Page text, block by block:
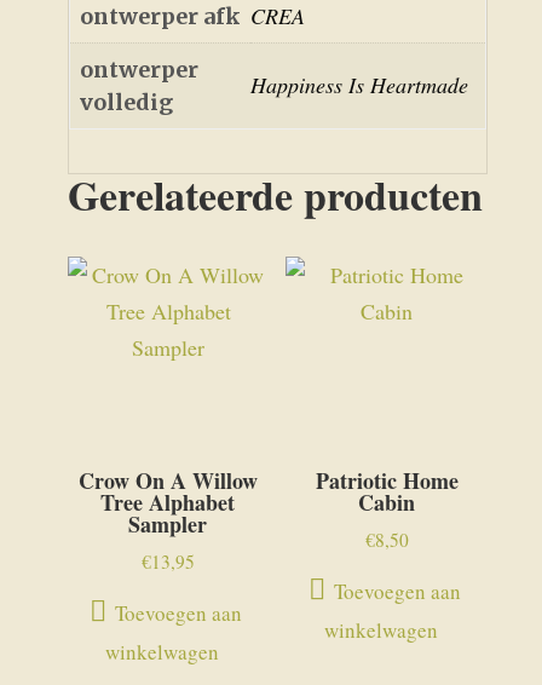
ontwerper afk CREA
ontwerper
volledig
Happiness Is Heartmade
Gerelateerde producten
Crow On A Willow
Tree Alphabet
Sampler
€13,95
Toevoegen aan
winkelwagen
Patriotic Home
Cabin
€8,50
Toevoegen aan
winkelwagen